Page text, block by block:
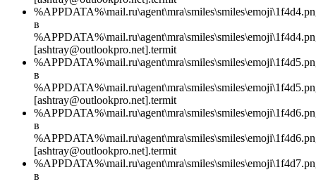
в
[ashtray@outlookpro.net].termit
в
[ashtray@outlookpro.net].termit
в
[ashtray@outlookpro.net].termit
в